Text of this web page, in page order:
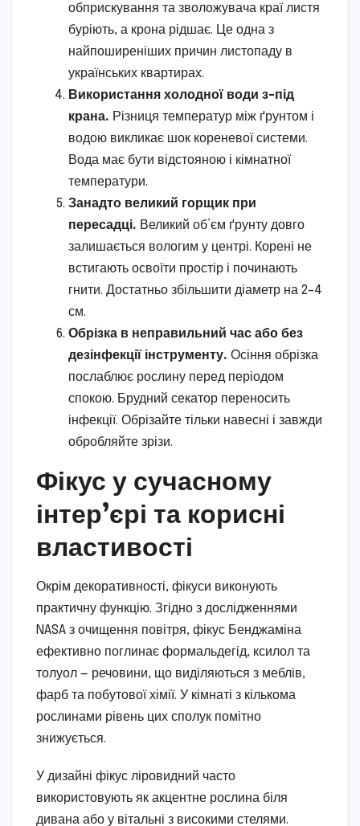
обприскування та зволожувача краї листя
буріють, а крона рідшає. Це одна з
найпоширеніших причин листопаду в
українських квартирах.
Використання холодної води з-під
крана. Різниця температур між ґрунтом і
водою викликає шок кореневої системи.
Вода має бути відстояною і кімнатної
температури.
Занадто великий горщик при
пересадці. Великий об’єм ґрунту довго
залишається вологим у центрі. Корені не
встигають освоїти простір і починають
гнити. Достатньо збільшити діаметр на 2–4
см.
Обрізка в неправильний час або без
дезінфекції інструменту. Осіння обрізка
послаблює рослину перед періодом
спокою. Брудний секатор переносить
інфекції. Обрізайте тільки навесні і завжди
обробляйте зрізи.
Фікус у сучасному
інтер’єрі та корисні
властивості
Окрім декоративності, фікуси виконують
практичну функцію. Згідно з дослідженнями
NASA з очищення повітря, фікус Бенджаміна
ефективно поглинає формальдегід, ксилол та
толуол — речовини, що виділяються з меблів,
фарб та побутової хімії. У кімнаті з кількома
рослинами рівень цих сполук помітно
знижується.
У дизайні фікус ліровидний часто
використовують як акцентне рослина біля
дивана або у вітальні з високими стелями.